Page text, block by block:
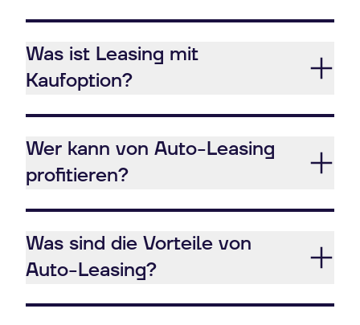
Was ist Leasing mit
Kaufoption?
Wer kann von Auto-Leasing
profitieren?
Was sind die Vorteile von
Auto-Leasing?